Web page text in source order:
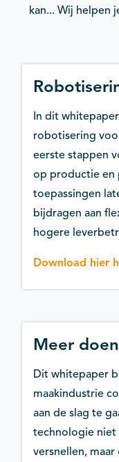
kan... Wij helpen
In dit
robotisering
eerste stappen
op productie en
toepassingen
bijdragen aan
hogere
Download hier
Meer
Dit whitepaper
maakindustrie
aan de slag te
technologie niet
versnellen,